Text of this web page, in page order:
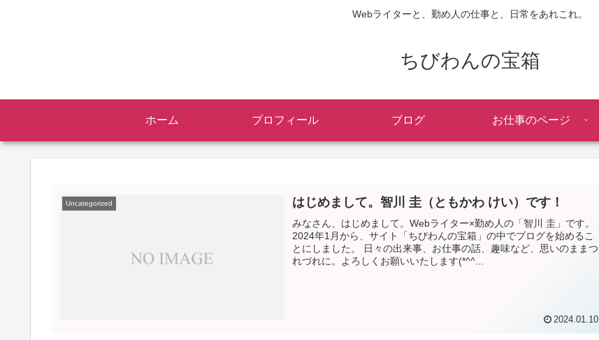
Webライターと、勤め人の仕事と、日常をあれこれ。
ちびわんの宝箱
ホーム プロフィール ブログ お仕事のページ
Uncategorized はじめまして。智川 圭（ともかわ けい）です！
みなさん、はじめまして。Webライター×勤め人の「智川 圭」です。
2024年1月から、サイト「ちびわんの宝箱」の中でブログを始めるこ
とにしました。 日々の出来事、お仕事の話、趣味など、思いのままつ
れづれに。よろしくお願いいたします(*^^...
2024.01.10